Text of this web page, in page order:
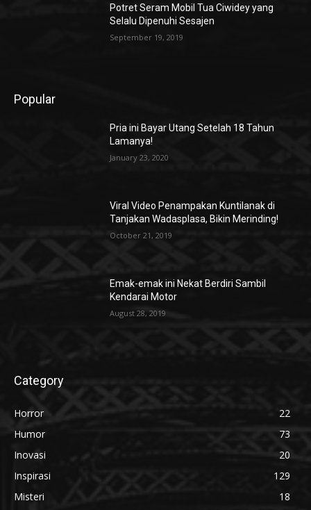
Potret Seram Mobil Tua Ciwidey yang
Selalu Dipenuhi Sesajen
September 19, 2019
Popular
Pria ini Bayar Utang Setelah 18 Tahun
Lamanya!
January 23, 2020
Viral Video Penampakan Kuntilanak di
Tanjakan Wadasplasa, Bikin Merinding!
October 21, 2019
Emak-emak ini Nekat Berdiri Sambil
Kendarai Motor
August 28, 2019
Category
Horror
22
Humor
73
Inovasi
20
Inspirasi
129
Misteri
18